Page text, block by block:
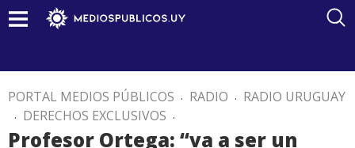
PORTAL MEDIOS PÚBLICOS . RADIO . RADIO URUGUAY
. DERECHOS EXCLUSIVOS .
Profesor Ortega: “va a ser un